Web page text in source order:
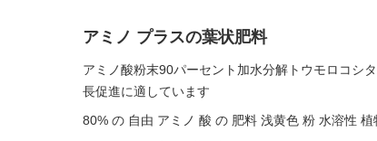
アミノ プラスの葉状肥料
アミノ酸粉末90パーセント加水分解トウモロコシ
長促進に適しています
80% の 自由 アミノ 酸 の 肥料 浅黄色 粉 水溶性